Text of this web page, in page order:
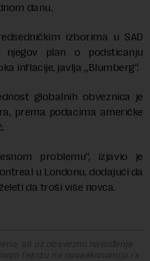
danu.
izborima u SAD
plan o podsticanju
inflacije, javlja „Blumberg“.
globalnih obveznica je
prema podacima američke
problemu“, izjavio je
u Londonu, dodajući da
da troši više novca.
ali uz obavezno navođenje
tekstu na novaekonomija.rs